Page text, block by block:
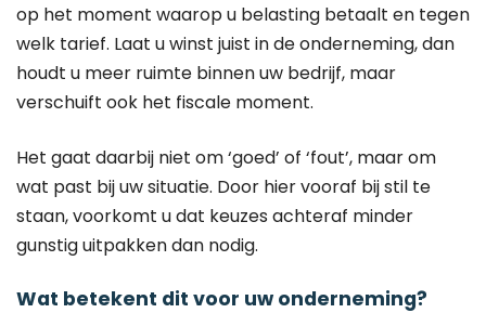
op het moment waarop u belasting betaalt en tegen
welk tarief. Laat u winst juist in de onderneming, dan
houdt u meer ruimte binnen uw bedrijf, maar
verschuift ook het fiscale moment.
Het gaat daarbij niet om ‘goed’ of ‘fout’, maar om
wat past bij uw situatie. Door hier vooraf bij stil te
staan, voorkomt u dat keuzes achteraf minder
gunstig uitpakken dan nodig.
Wat betekent dit voor uw onderneming?